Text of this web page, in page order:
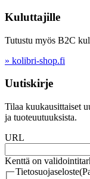
Kuluttajille
Tutustu myös B2C
» kolibri-shop.fi
Uutiskirje
Tilaa kuukausittaiset
ja tuoteuutuuksista.
URL
Kenttä on
Tietosuojaseloste